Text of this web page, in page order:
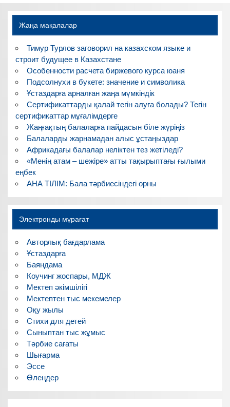
Жаңа мақалалар
Тимур Турлов заговорил на казахском языке и
строит будущее в Казахстане
Особенности расчета биржевого курса юаня
Подсолнухи в букете: значение и символика
Ұстаздарға арналған жаңа мүмкіндік
Сертификаттарды қалай тегін алуға болады? Тегін
сертификаттар мұғалімдерге
Жаңғақтың балаларға пайдасын біле жүріңіз
Балаларды жарнамадан алыс ұстаңыздар
Африкадағы балалар неліктен тез жетіледі?
«Менің атам – шежіре» атты тақырыптағы ғылыми
еңбек
АНА ТІЛІМ: Бала тәрбиесіндегі орны
Электронды мұрағат
Авторлық бағдарлама
Ұстаздарға
Баяндама
Коучинг жоспары, МДЖ
Мектеп әкімшілігі
Мектептен тыс мекемелер
Оқу жылы
Стихи для детей
Сыныптан тыс жұмыс
Тәрбие сағаты
Шығарма
Эссе
Өлеңдер